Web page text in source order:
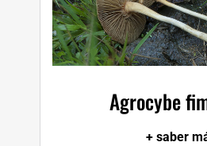
Agrocybe
+ saber